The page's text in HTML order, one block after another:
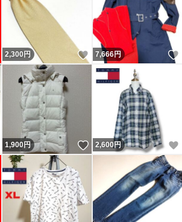
いいね！
2,300 円 いいね！
7,666円
いいね！
1,900円 いいね！
2,600円